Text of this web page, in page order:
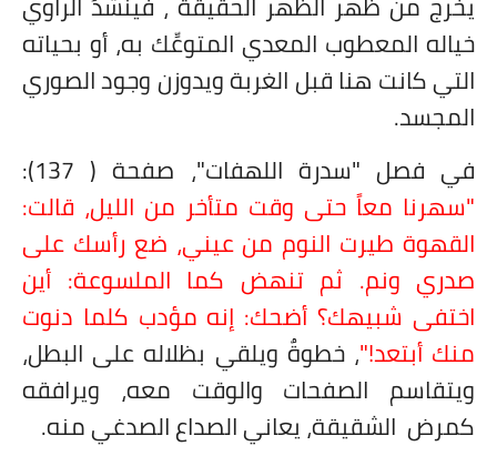
خياله المعطوب المعدي المتوعِّك به، أو بحياته
التي كانت هنا قبل الغربة ويدوزن وجود الصوري
المجسد.
في فصل "سدرة اللهفات"، صفحة ( 137):
"سهرنا معاً حتى وقت متأخر من الليل، قالت:
القهوة طيرت النوم من عيني، ضع رأسك على
صدري ونم. ثم تنهض كما الملسوعة: أين
اختفى شبيهك؟ أضحك: إنه مؤدب كلما دنوت
منك أبتعد!"، خطوةٌ ويلقي بظلاله على البطل،
ويتقاسم الصفحات والوقت معه، ويرافقه
كمرض الشقيقة، يعاني الصداع الصدغي منه.